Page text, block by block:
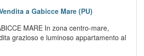
a Gabicce Mare (PU)
MARE In zona centro-mare,
grazioso e luminoso appartamento al